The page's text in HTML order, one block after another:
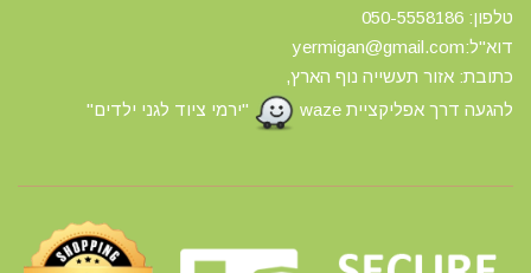
טלפון: 0 50-5558186
דוא"ל:yermigan@gmail.com
כתובת: אזור תעשייה נוף הארץ,
להגעה דרך אפליקציית waze
"ירמי ציוד לגני ילדים"